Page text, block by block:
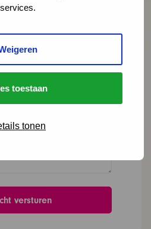
services.
toestaan
tonen